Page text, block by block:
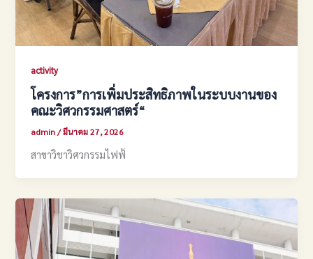
activity
โครงการ”การเพิ่มประสิทธิภาพในระบบงานของ
คณะวิศวกรรมศาสตร์“
admin/มีนาคม 27, 2026
สาขาวิชาวิศวกรรมไฟฟ้